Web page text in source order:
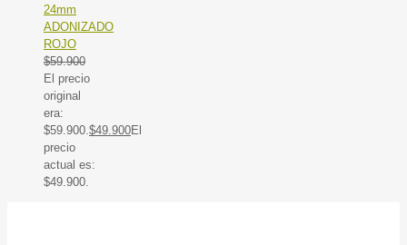
24mm
ADONIZADO
ROJO
$59.900
El precio
original
era:
$59.900. $49.900El
precio
actual es:
$49.900.